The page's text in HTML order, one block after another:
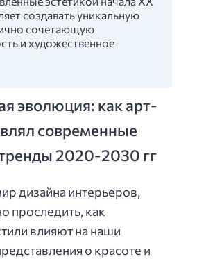
создавать уникальную
сочетающую
и художественное
эволюция: как арт-
современные
2020-2030 гг
дизайна интерьеров,
проследить, как
влияют на наши
о красоте и